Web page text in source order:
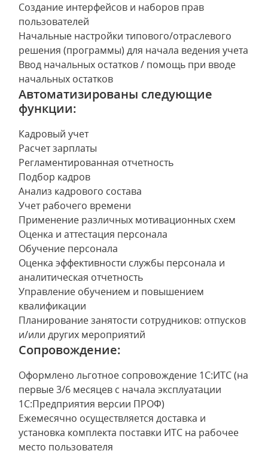
Создание интерфейсов и наборов прав
пользователей
Начальные настройки типового/отраслевого
решения (программы) для начала ведения учета
Ввод начальных остатков / помощь при вводе
начальных остатков
Автоматизированы следующие
функции:
Кадровый учет
Расчет зарплаты
Регламентированная отчетность
Подбор кадров
Анализ кадрового состава
Учет рабочего времени
Применение различных мотивационных схем
Оценка и аттестация персонала
Обучение персонала
Оценка эффективности службы персонала и
аналитическая отчетность
Управление обучением и повышением
квалификации
Планирование занятости сотрудников: отпусков
и/или других мероприятий
Сопровождение:
Оформлено льготное сопровождение 1С:ИТС (на
первые 3/6 месяцев с начала эксплуатации
1С:Предприятия версии ПРОФ)
Ежемесячно осуществляется доставка и
установка комплекта поставки ИТС на рабочее
место пользователя